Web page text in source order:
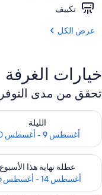
تكييف
عرض الكل
خيارات الغرفة
تحقق من مدى التوفر
الليلة
أغسطس 9 - أغسطس 10
تحقق من مدى التوفر لليلة
عطلة نهاية هذا الأسبوع
أغسطس 14 - أغسطس 16
تحقق من مدى التوفر لعطلة